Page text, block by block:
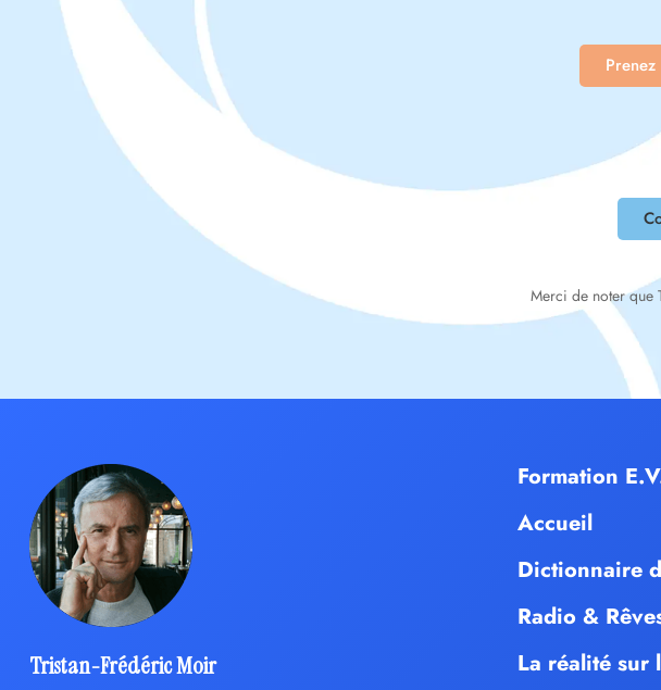
Merci de noter que
Tristan-Frédéric Moir
Formation
Accueil
Dictionnaire
Radio &
La réalité sur